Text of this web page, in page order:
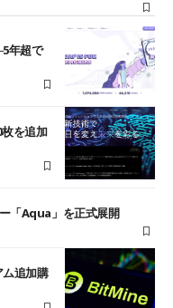
年超で
を追加
「Aqua」を正式展開
追加購